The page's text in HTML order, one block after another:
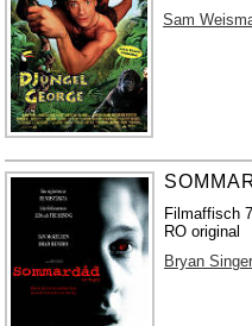
Sam
Filmaffisch
RO original
Bryan Singer